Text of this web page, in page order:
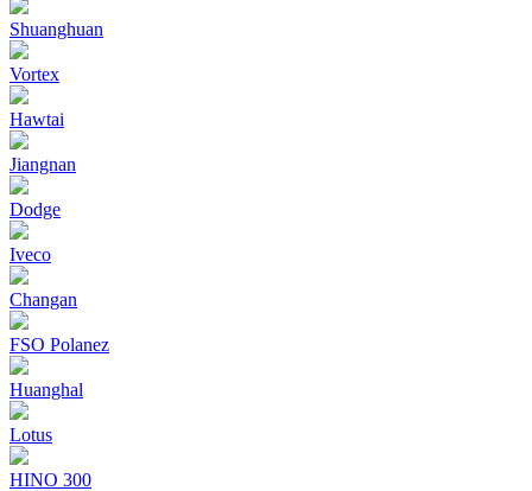
Shuanghuan
Vortex
Hawtai
Jiangnan
Dodge
Iveco
Changan
FSO Polanez
Huanghal
Lotus
HINO 300